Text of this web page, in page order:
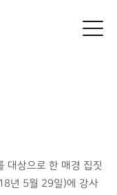
대상으로 한 매경 집짓
년 5월 29일)에 강사